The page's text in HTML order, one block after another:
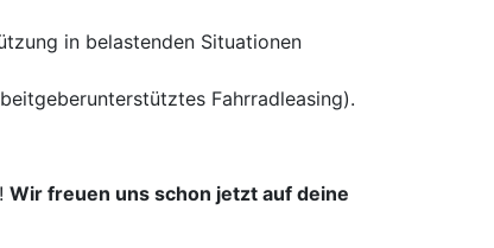
in belastenden Situationen
Fahrradleasing).
Wir freuen uns schon jetzt auf deine